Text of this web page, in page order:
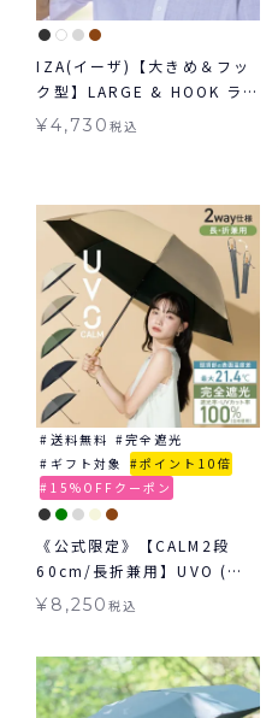
IZA(イーザ)【大きめ＆フッ
ク型】LARGE & HOOK ラ
ージ＆フック 日傘 折りたた
¥4,730税込
送料無料
完全遮光
ギフト対象
ポイント10倍
15%OFFクーポン
《公式限定》【CALM2段
60cm/長折兼用】UVO (ウ
ーボ) 最強の日傘 無地 ミニ
¥ 8,250税込